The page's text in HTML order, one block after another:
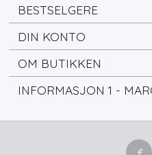
BESTSELGERE
DIN KONTO
OM BUTIKKEN
INFORMASJON 1 -